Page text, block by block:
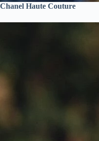
Chanel Haute Couture